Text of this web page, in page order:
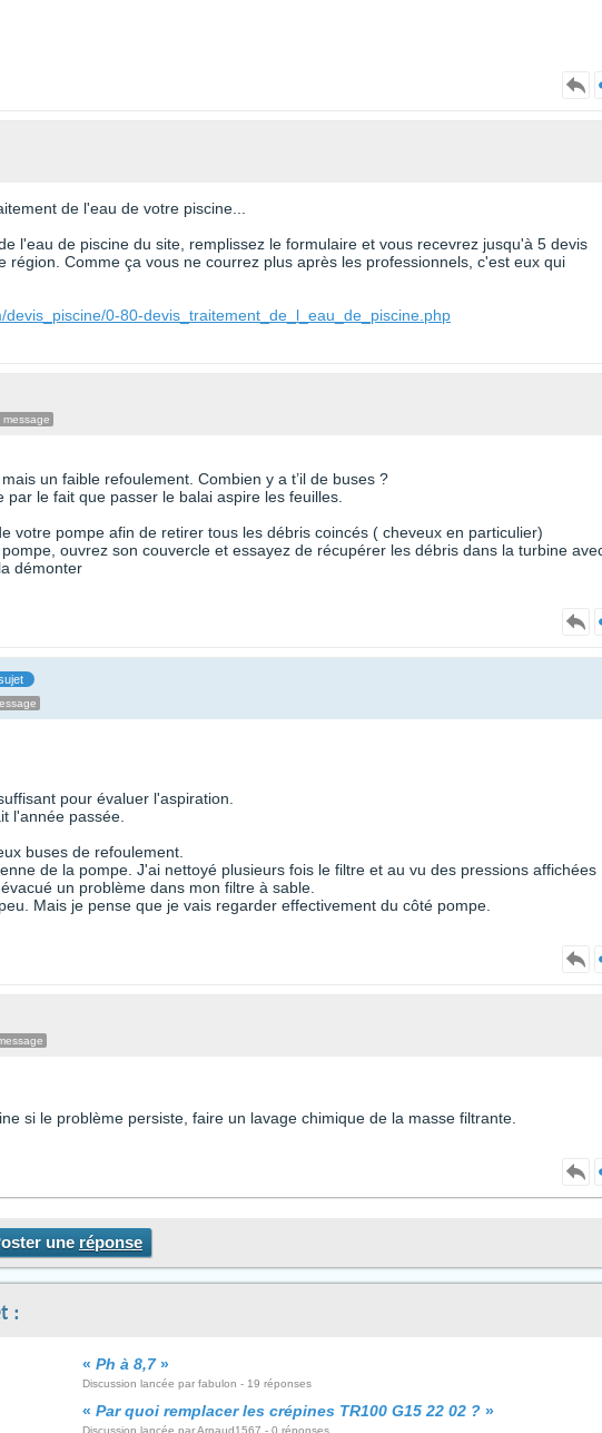
de l'eau de votre piscine...
l'eau de piscine du site, remplissez le formulaire et vous recevrez jusqu'à 5 devis
région. Comme ça vous ne courrez plus après les professionnels, c'est eux qui
devis_piscine/0-80-devis_traitement_de_l_eau_de_piscine.php
message
un faible refoulement. Combien y a t’il de buses ?
le fait que passer le balai aspire les feuilles.
votre pompe afin de retirer tous les débris coincés ( cheveux en particulier)
ouvrez son couvercle et essayez de récupérer les débris dans la turbine
démonter
pour évaluer l'aspiration.
l'année passée.
buses de refoulement.
de la pompe. J'ai nettoyé plusieurs fois le filtre et au vu des pressions affichées
un problème dans mon filtre à sable.
Mais je pense que je vais regarder effectivement du côté pompe.
si le problème persiste, faire un lavage chimique de la masse filtrante.
une réponse
:
« Ph à 8,7»
Discussion lancée par fabulon - 19 réponses
« Par quoi remplacer les crépines TR100 G15 22 02 ? »
Discussion lancée par Arnaud1567 - 0 réponses